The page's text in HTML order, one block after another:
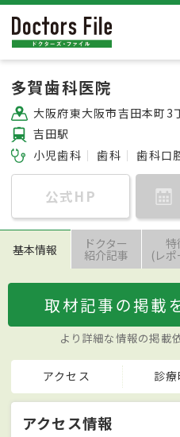
多賀歯科医院
大阪府東大阪市吉田本町3
吉田駅
小児歯科
歯科 歯科口
公式HP
基本情報 ドクター
紹介記事
特
(レ
取材記事の掲載
より詳細な情報の掲載
アクセス 診
アクセス情報